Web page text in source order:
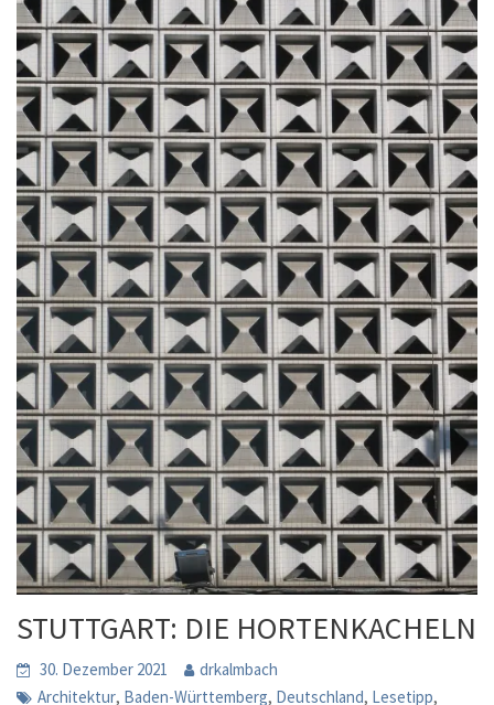
STUTTGART: DIE HORTENKACHELN
30. Dezember 2021
drkalmbach
Architektur, Baden-Württemberg, Deutschland, Lesetipp,